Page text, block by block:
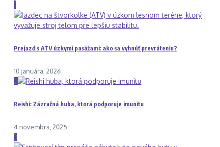
1
Prejazd s ATV úzkymi pasážami: ako sa vyhnúť prevráteniu?
10 januára, 2026
2
Reishi: Zázračná huba, ktorá podporuje imunitu
4 novembra, 2025
3